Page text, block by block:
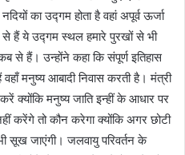
का उद्गम होता है वहां अपूर्व ऊर्जा
से हैं ये उद्गम स्थल हमारे पुरखों से भी
से हैं। उन्होंने कहा कि संपूर्ण इतिहास
मनुष्य आबादी निवास करती है। मंत्री
क्योंकि मनुष्य जाति इन्हीं के आधार पर
करेंगे तो कौन करेगा क्योंकि अगर छोटी
सूख जाएंगी। जलवायु परिवर्तन के